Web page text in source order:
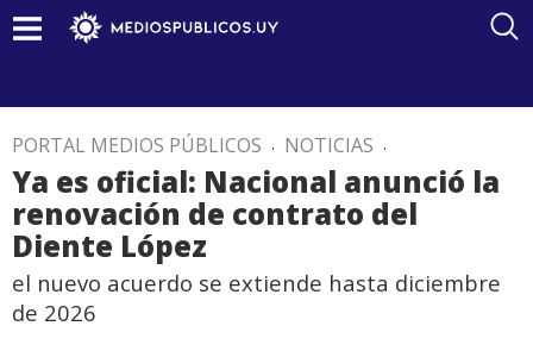
PORTAL MEDIOS PÚBLICOS . NOTICIAS .
Ya es oficial: Nacional anunció la
renovación de contrato del
Diente López
el nuevo acuerdo se extiende hasta diciembre
de 2026